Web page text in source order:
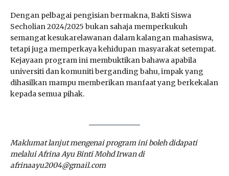
Dengan pelbagai pengisian bermakna, Bakti Siswa
Secholian 2024/2025 bukan sahaja memperkukuh
semangat kesukarelawanan dalam kalangan mahasiswa,
tetapi juga memperkaya kehidupan masyarakat setempat.
Kejayaan program ini membuktikan bahawa apabila
universiti dan komuniti berganding bahu, impak yang
dihasilkan mampu memberikan manfaat yang berkekalan
kepada semua pihak.
Maklumat lanjut mengenai program ini boleh didapati
melalui Afrina Ayu Binti Mohd Irwan di
afrinaayu2004@gmail.com